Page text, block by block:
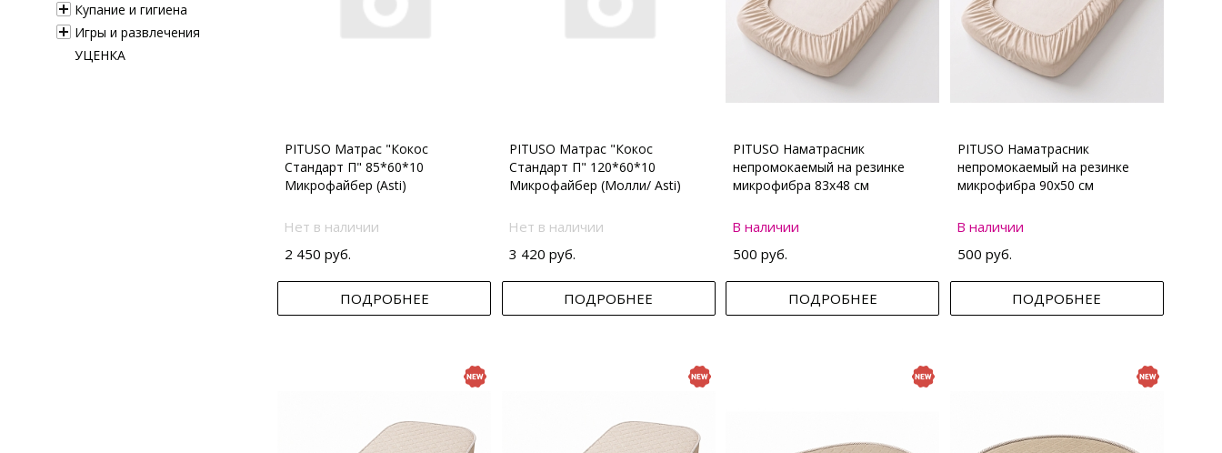
Купание и гигиена
Игры и развлечения
УЦЕНКА
PITUSO Матрас "Кокос
Стандарт П" 85*60*10
Микрофайбер (Asti)
Нет в наличии
2 450 руб.
ПОДРОБНЕЕ
PITUSO Матрас "Кокос
Стандарт П" 120*60*10
Микрофайбер (Молли/ Asti)
Нет в наличии
3 420 руб.
ПОДРОБНЕЕ
PITUSO Наматрасник
непромокаемый на резинке
микрофибра 83х48 см
В наличии
500 руб.
ПОДРОБНЕЕ
PITUSO Наматрасник
непромокаемый на резинке
микрофибра 90х50 см
В наличии
500 руб.
ПОДРОБНЕЕ